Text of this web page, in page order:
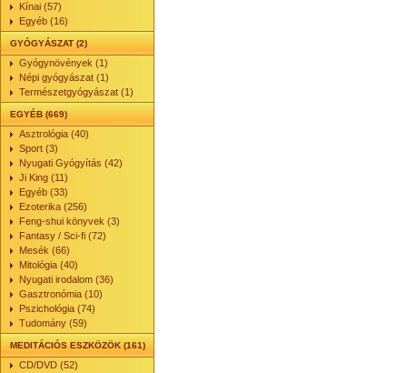
Kínai (57)
Egyéb (16)
GYÓGYÁSZAT (2)
Gyógynövények (1)
Népi gyógyászat (1)
Természetgyógyászat (1)
EGYÉB (669)
Asztrológia (40)
Sport (3)
Nyugati Gyógyítás (42)
Ji King (11)
Egyéb (33)
Ezoterika (256)
Feng-shui könyvek (3)
Fantasy / Sci-fi (72)
Mesék (66)
Mitológia (40)
Nyugati irodalom (36)
Gasztronómia (10)
Pszichológia (74)
Tudomány (59)
MEDITÁCIÓS ESZKÖZÖK (161)
CD/DVD (52)